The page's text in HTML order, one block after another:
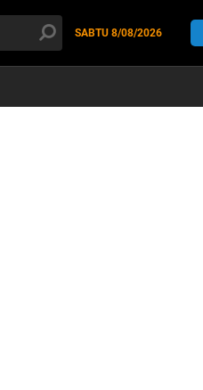
SABTU 8/08/2026